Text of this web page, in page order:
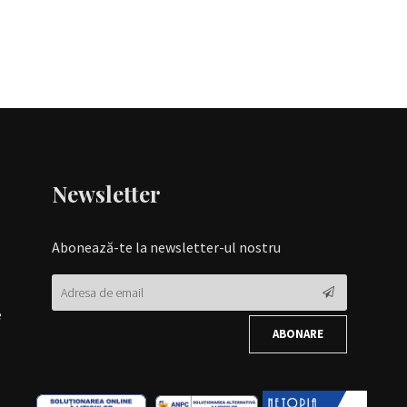
Newsletter
Abonează-te la newsletter-ul nostru